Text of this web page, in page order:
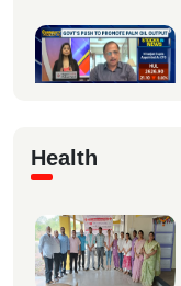
Health